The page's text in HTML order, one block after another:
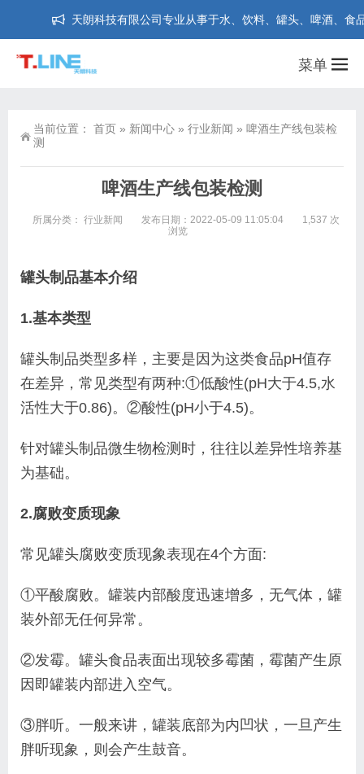
天朗科技有限公司专业从事于水、饮料、罐头、啤酒、食品
菜单
当前位置： 首页 » 新闻中心 » 行业新闻 » 啤酒生产线包装检
测
啤酒生产线包装检测
所属分类： 行业新闻 发布日期：2022-05-09 11:05:04
1,537 次
浏览
罐头制品基本介绍
1.基本类型
罐头制品类型多样，主要是因为这类食品pH值存
在差异，常见类型有两种:①低酸性(pH大于4.5,水
活性大于0.86)。②酸性(pH小于4.5)。
针对罐头制品微生物检测时，往往以差异性培养基
为基础。
2.腐败变质现象
常见罐头腐败变质现象表现在4个方面:
①平酸腐败。罐装内部酸度迅速增多，无气体，罐
装外部无任何异常。
②发霉。罐头食品表面出现较多霉菌，霉菌产生原
因即罐装内部进入空气。
③胖听。一般来讲， 罐装底部为内凹状，一旦产生
胖听现象，则会产生鼓音。